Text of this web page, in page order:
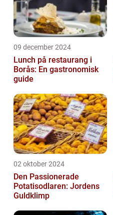
09 december 2024
Lunch på restaurang i
Borås: En gastronomisk
guide
02 oktober 2024
Den Passionerade
Potatisodlaren: Jordens
Guldklimp